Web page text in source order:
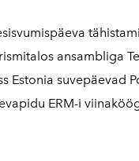
ansambliga
Estonia suvepäevad
ERM-i